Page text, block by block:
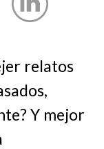
relatos
Y mejor